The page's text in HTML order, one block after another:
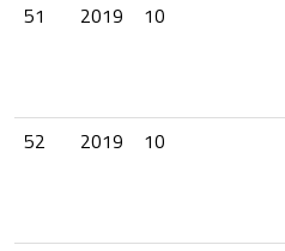
51
2019 10
52
2019 10